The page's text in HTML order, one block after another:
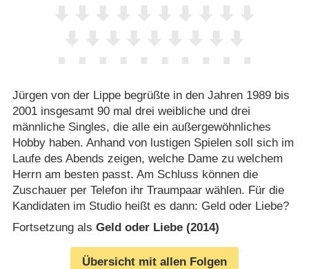
Jürgen von der Lippe begrüßte in den Jahren 1989 bis
2001 insgesamt 90 mal drei weibliche und drei
männliche Singles, die alle ein außergewöhnliches
Hobby haben. Anhand von lustigen Spielen soll sich im
Laufe des Abends zeigen, welche Dame zu welchem
Herrn am besten passt. Am Schluss können die
Zuschauer per Telefon ihr Traumpaar wählen. Für die
Kandidaten im Studio heißt es dann: Geld oder Liebe?
Fortsetzung als Geld oder Liebe (2014)
Übersicht mit allen Folgen